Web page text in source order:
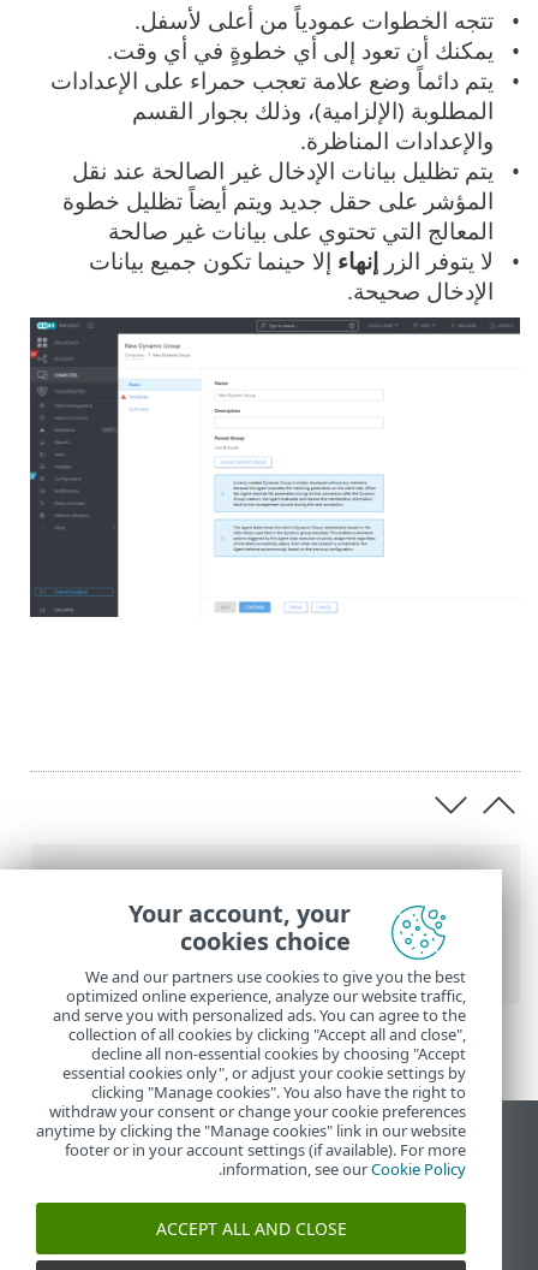
تعليمات ESET عبر الإنترنت >
ESET PROTECT
ابدأ الآن> وحدة تحكم ويب ESET PROTECT
تتجه الخطوات عمودياً من أعلى لأسفل.
يمكنك أن تعود إلى أي خطوةٍ في أي وقت.
يتم دائماً وضع علامة تعجب حمراء على الإعدادات
المطلوبة (الإلزامية)، وذلك بجوار القسم
والإعدادات المناظرة.
يتم تظليل بيانات الإدخال غير الصالحة عند نقل
المؤشر على حقل جديد ويتم أيضاً تظليل خطوة
المعالج التي تحتوي على بيانات غير صالحة
لا يتوفر الزرإنهاء إلا حينما تكون جميع بيانات
الإدخال صحيحة.
عرض موقع سطح المكتب
End of Life
قاعدة معارف ESET
Your account, your
cookies choice
We and our partners use cookies to give you the best
optimized online experience, analyze our website traffic,
and serve you with personalized ads. You can agree to the
collection of all cookies by clicking "Accept all and close",
decline all non-essential cookies by choosing "Accept
essential cookies only", or adjust your cookie settings by
clicking "Manage cookies". You also have the right to
withdraw your consent or change your cookie preferences
anytime by clicking the "Manage cookies" link in our website
footer or in your account settings (if available). For more
information, see ourCookie Policy
.
ACCEPT ALL AND CLOSE